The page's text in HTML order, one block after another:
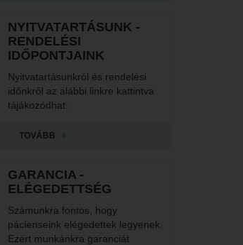
NYITVATARTÁSUNK -
RENDELÉSI
IDŐPONTJAINK
Nyitvatartásunkról és rendelési
időnkről az alábbi linkre kattintva
tájákozódhat:
TOVÁBB
GARANCIA -
ELÉGEDETTSÉG
Számunkra fontos, hogy
pácienseink elégedettek legyenek.
Ezért munkánkra garanciát